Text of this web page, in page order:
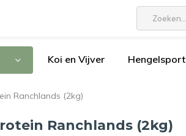
Koi en Vijver Hengelsport
Ranchlands (2kg)
Ranchlands (2kg)